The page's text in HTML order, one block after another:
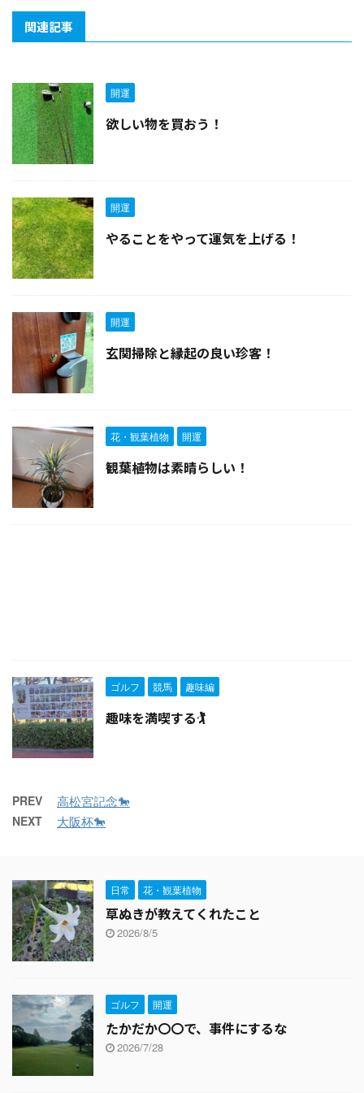
関連記事
開運
欲しい物を買おう！
開運
やることをやって運気を上げる！
開運
玄関掃除と縁起の良い珍客！
花・観葉植物 開運
観葉植物は素晴らしい！
ゴルフ 競馬 趣味編
趣味を満喫する🏌️
PREV 高松宮記念🐎
NEXT 大阪杯🐎
日常 花・観葉植物
草ぬきが教えてくれたこと
2026/8/5
ゴルフ 開運
たかだか〇〇で、事件にするな
2026/7/28